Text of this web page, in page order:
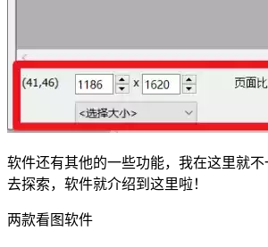
软件还有其他的一些功能，我在这里就
去探索，软件就介绍到这里啦！
两款看图软件